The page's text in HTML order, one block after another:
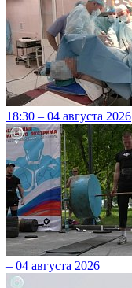
18:30 – 04 августа 2026
– 04 августа 2026